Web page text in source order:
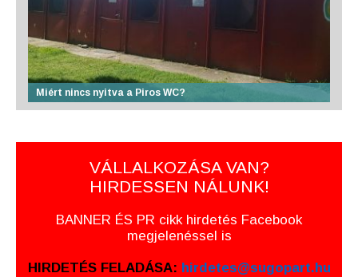
Miért nincs nyitva a Piros WC?
VÁLLALKOZÁSA VAN?
HIRDESSEN NÁLUNK!
BANNER ÉS PR cikk hirdetés Facebook
megjelenéssel is
HIRDETÉS FELADÁSA: hirdetes@sugopart.hu